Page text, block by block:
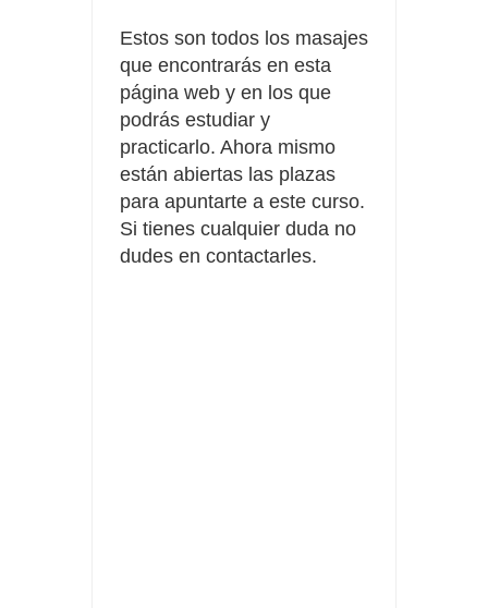
Estos son todos los masajes
que encontrarás en esta
página web y en los que
podrás estudiar y
practicarlo. Ahora mismo
están abiertas las plazas
para apuntarte a este curso.
Si tienes cualquier duda no
dudes en contactarles.